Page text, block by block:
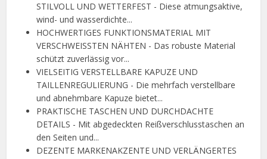
STILVOLL UND WETTERFEST - Diese atmungsaktive,
wind- und wasserdichte...
HOCHWERTIGES FUNKTIONSMATERIAL MIT
VERSCHWEISSTEN NÄHTEN - Das robuste Material
schützt zuverlässig vor...
VIELSEITIG VERSTELLBARE KAPUZE UND
TAILLENREGULIERUNG - Die mehrfach verstellbare
und abnehmbare Kapuze bietet...
PRAKTISCHE TASCHEN UND DURCHDACHTE
DETAILS - Mit abgedeckten Reißverschlusstaschen an
den Seiten und...
DEZENTE MARKENAKZENTE UND VERLÄNGERTES